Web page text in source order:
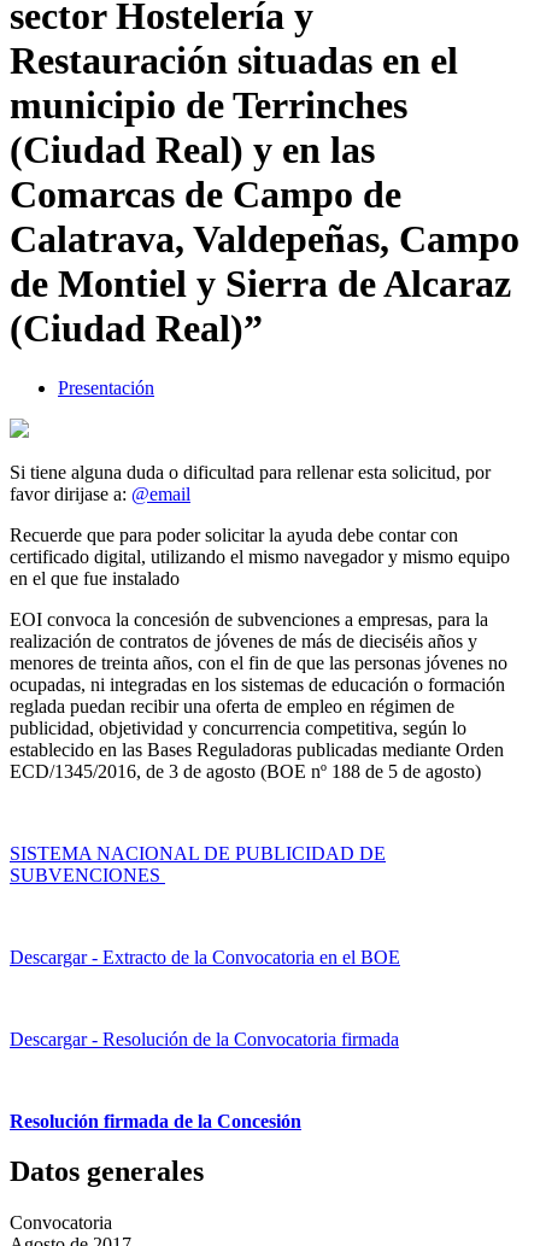
sector Hostelería y
Restauración situadas en el
municipio de Terrinches
(Ciudad Real) y en las
Comarcas de Campo de
Calatrava, Valdepeñas, Campo
de Montiel y Sierra de Alcaraz
(Ciudad Real)”
Presentación
Si tiene alguna duda o dificultad para rellenar esta solicitud, por
favor dirijase a: @email
Recuerde que para poder solicitar la ayuda debe contar con
certificado digital, utilizando el mismo navegador y mismo equipo
en el que fue instalado
EOI convoca la concesión de subvenciones a empresas, para la
realización de contratos de jóvenes de más de dieciséis años y
menores de treinta años, con el fin de que las personas jóvenes no
ocupadas, ni integradas en los sistemas de educación o formación
reglada puedan recibir una oferta de empleo en régimen de
publicidad, objetividad y concurrencia competitiva, según lo
establecido en las Bases Reguladoras publicadas mediante Orden
ECD/1345/2016, de 3 de agosto (BOE nº 188 de 5 de agosto)
SISTEMA NACIONAL DE PUBLICIDAD DE
SUBVENCIONES
Descargar - Extracto de la Convocatoria en el BOE
Descargar - Resolución de la Convocatoria firmada
Resolución firmada de la Concesión
Datos generales
Convocatoria